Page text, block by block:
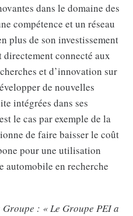
dans le domaine des
compétence et un réseau
plus de son investissement
connecté aux
et d’innovation sur
de nouvelles
intégrées dans ses
le cas par exemple de la
de faire baisser le coût
pour une utilisation
automobile en recherche
: « Le Groupe PEI a